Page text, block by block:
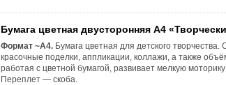
Бумага цветная двусторонняя А4
Формат ~А4. Бумага цветная для детского
красочные поделки, аппликации, коллажи, а также
работая с цветной бумагой, развивает мелкую
Переплет — скоба.